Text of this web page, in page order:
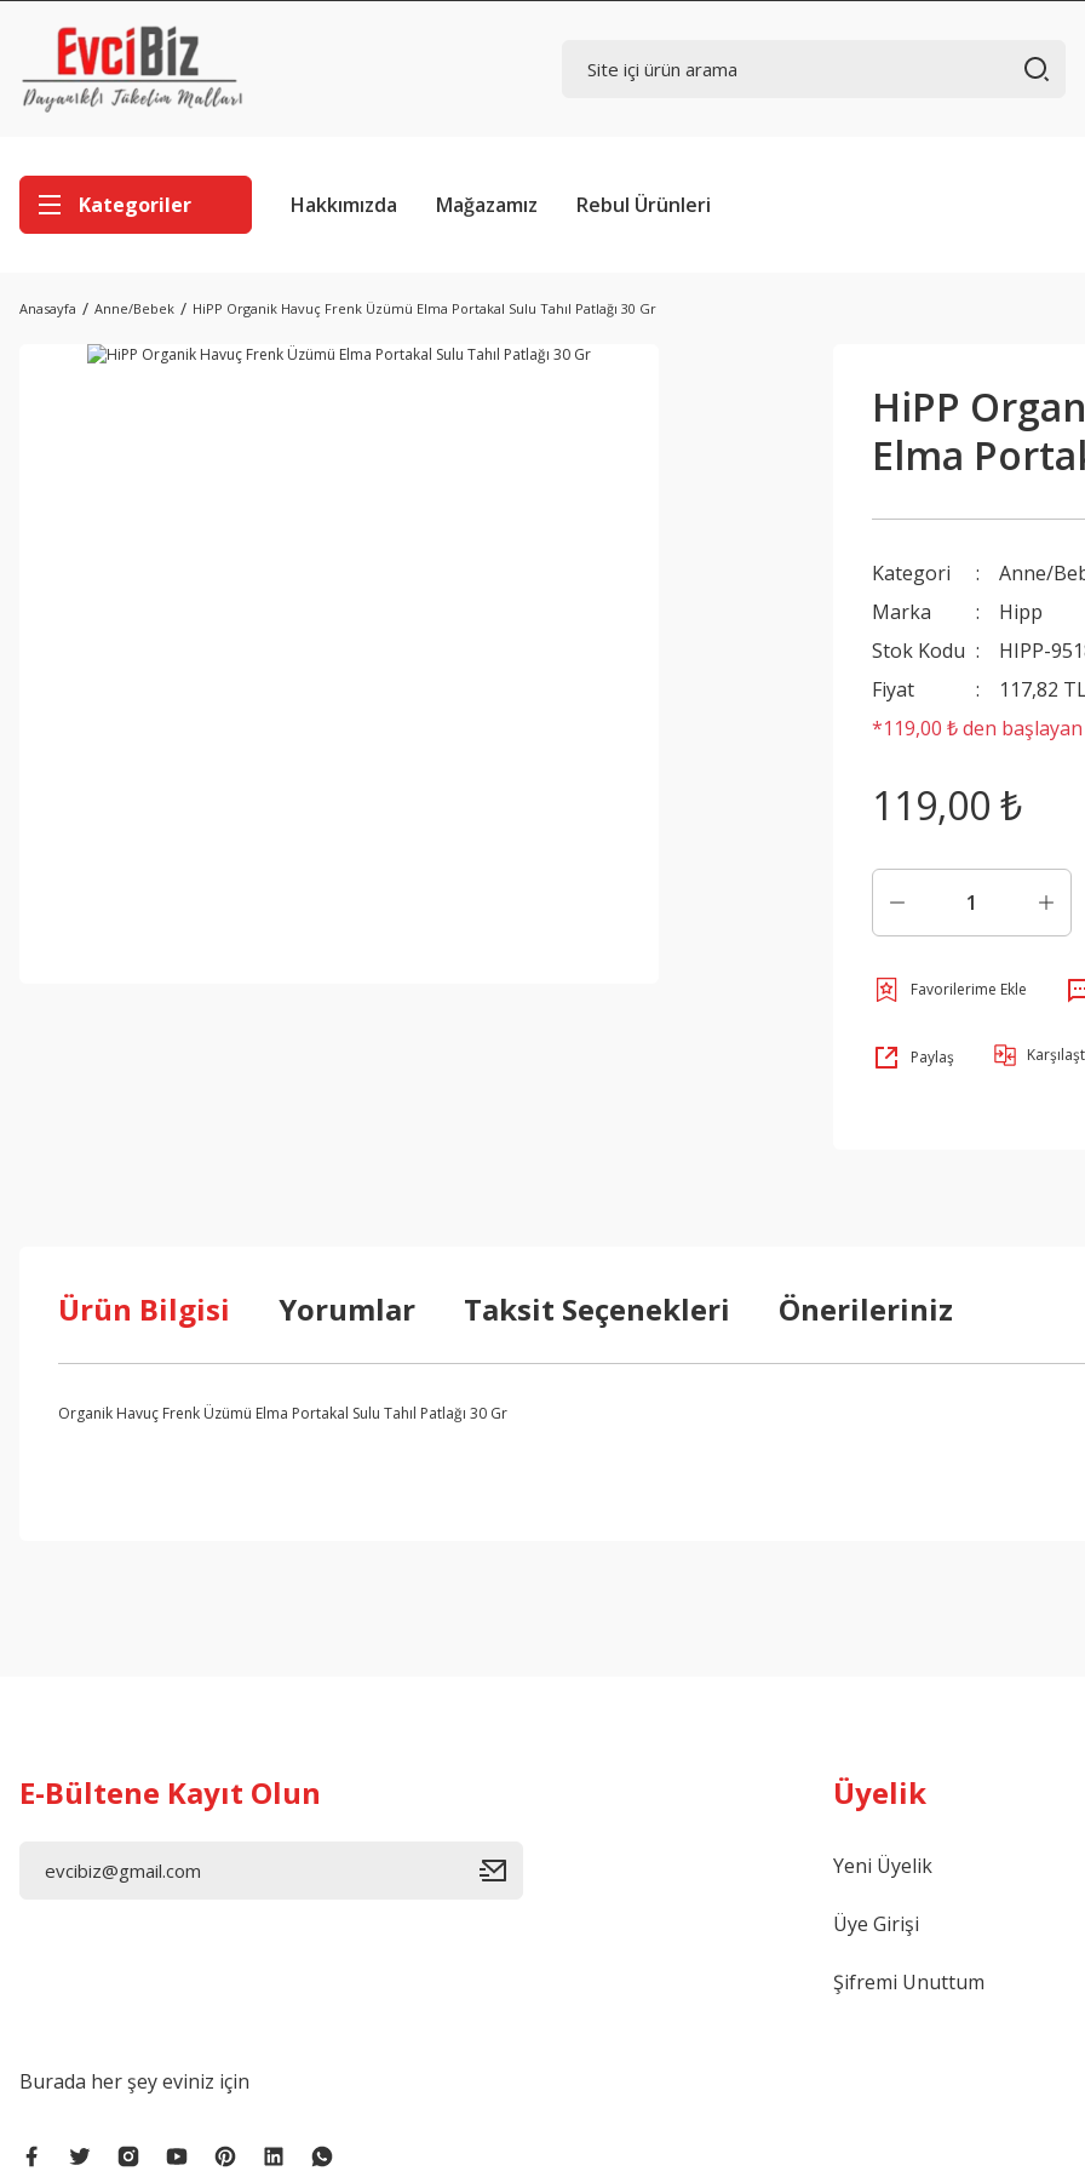
Kategoriler Hakkımızda Mağazamız Rebul Ürünleri
Anasayfa Anne/Bebek HiPP Organik Havuç Frenk Üzümü Elma Portakal Sulu Tahıl Patlağı 30 Gr
HiPP
Elma
Kategori
Anne/
Marka
Hipp
Stok Kodu
HIPP-
Fiyat
117,82
*119,00 ₺ den
119,00 ₺
Paylaş
Ürün Bilgisi Yorumlar Taksit Seçenekleri Önerileriniz
Organik Havuç Frenk Üzümü Elma Portakal Sulu Tahıl Patlağı 30 Gr
E-Bültene Kayıt Olun
Burada her şey eviniz için
Üyelik
Yeni Üyelik
Üye Girişi
Şifremi Unuttum